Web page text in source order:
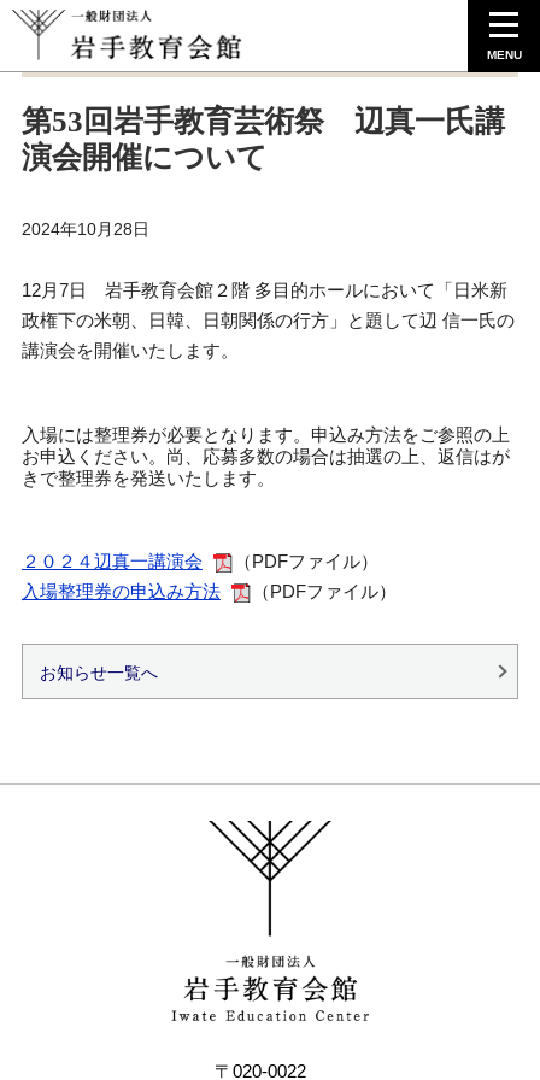
第53回岩手教育芸術祭 辺真一氏講
演会開催について
2024年10月28日
12月7日 岩手教育会館２階 多目的ホールにおいて「日米新
政権下の米朝、日韓、日朝関係の行方」と題して辺 信一氏の
講演会を開催いたします。
入場には整理券が必要となります。申込み方法をご参照の上
お申込ください。尚、応募多数の場合は抽選の上、返信はが
きで整理券を発送いたします。
２０２４辺真一講演会
（PDFファイル）
入場整理券の申込み方法
（PDFファイル）
お知らせ一覧へ
〒020-0022
MENU